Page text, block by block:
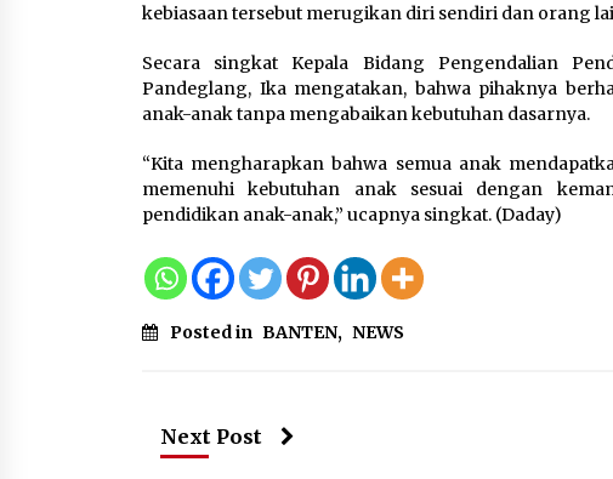
kebiasaan tersebut merugikan diri sendiri dan orang
Secara singkat Kepala Bidang Pengendalian
Pandeglang, Ika mengatakan, bahwa pihaknya
anak-anak tanpa mengabaikan kebutuhan dasarnya.
“Kita mengharapkan bahwa semua anak
memenuhi kebutuhan anak sesuai dengan
pendidikan anak-anak,” ucapnya singkat. (Daday)
Posted in BANTEN, NEWS
Next Post